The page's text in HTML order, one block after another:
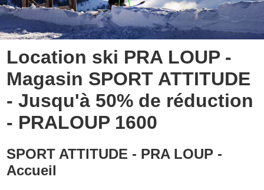
Location ski PRA LOUP -
Magasin SPORT ATTITUDE
- Jusqu'à 50% de réduction
- PRALOUP 1600
SPORT ATTITUDE - PRA LOUP -
Accueil